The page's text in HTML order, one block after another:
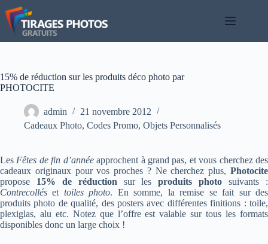
Passer
au
contenu
15% de réduction sur les produits déco photo par
PHOTOCITE
admin
21 novembre 2012
Cadeaux Photo, Codes Promo, Objets Personnalisés
Les Fêtes de fin d’annéeapprochent à grand pas, et vous cherchez des
cadeaux originaux pour vos proches ? Ne cherchez plus, Photocite
propose 15% de réduction sur lesproduits photo suivants :
Contrecollés et toiles photo. En somme, la remise se fait sur des
produits photo de qualité, des posters avec différentes finitions : toile,
plexiglas, alu etc. Notez que l’offre est valable sur tous les formats
disponibles donc un large choix !